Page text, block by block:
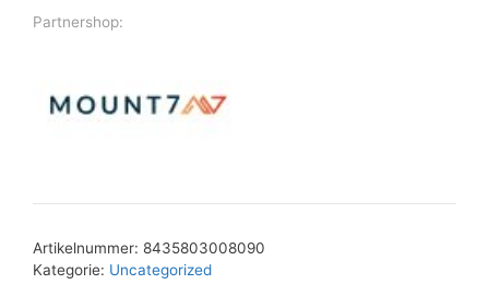
Partnershop:
Artikelnummer: 8435803008090
Kategorie: Uncategorized